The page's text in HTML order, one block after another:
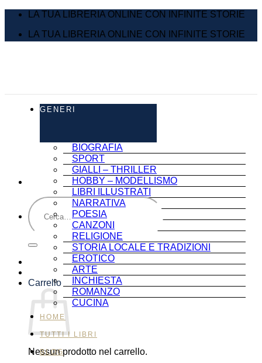
Salta
contenuti
LA TUA LIBRERIA ONLINE CON INFINITE STORIE
LA TUA LIBRERIA ONLINE CON INFINITE STORIE
Cerca:
Carrello
Nessun prodotto nel carrello.
GENERI
BIOGRAFIA
SPORT
GIALLI – THRILLER
HOBBY – MODELLISMO
LIBRI ILLUSTRATI
NARRATIVA
POESIA
CANZONI
RELIGIONE
STORIA LOCALE E TRADIZIONI
EROTICO
ARTE
INCHIESTA
ROMANZO
CUCINA
HOME
TUTTI I LIBRI
BLOG